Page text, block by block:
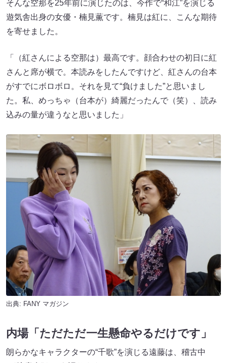
そんな空那を25年前に演じたのは、今作で“和江”を演じる
遊気舎出身の女優・楠見薫です。楠見は紅に、こんな期待
を寄せました。
「（紅さんによる空那は）最高です。顔合わせの初日に紅
さんと席が横で。本読みをしたんですけど、紅さんの台本
がすでにボロボロ。それを見て“負けました”と思いまし
た。私、めっちゃ（台本が）綺麗だったんで（笑）、読み
込みの量が違うなと思いました」
出典: FANY マガジン
内場「ただただ一生懸命やるだけです」
朗らかなキャラクターの“千歌”を演じる遠藤は、稽古中